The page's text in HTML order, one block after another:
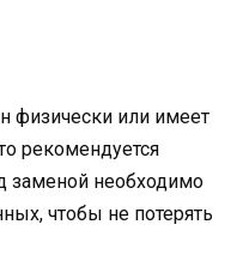
физически или имеет
рекомендуется
заменой необходимо
чтобы не потерять